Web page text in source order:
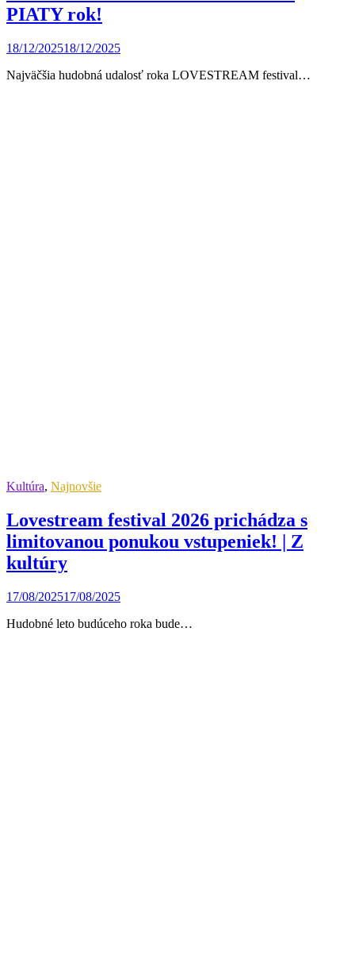
PIATY rok!
18/12/202518/12/2025
Najväčšia hudobná udalosť roka LOVESTREAM festival…
Kultúra, Najnovšie
Lovestream festival 2026 prichádza s
limitovanou ponukou vstupeniek! | Z
kultúry
17/08/202517/08/2025
Hudobné leto budúceho roka bude…